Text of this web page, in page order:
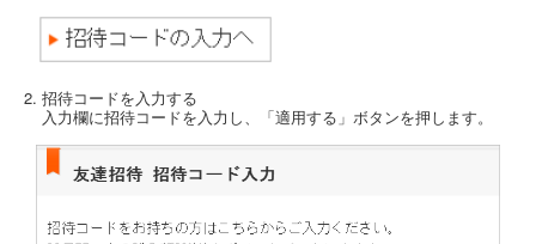
招待コードを入力する
入力欄に招待コードを入力し、「適用する」ボタンを押します。